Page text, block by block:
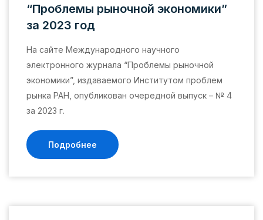
“Проблемы рыночной экономики”
за 2023 год
На сайте Международного научного
электронного журнала “Проблемы рыночной
экономики”, издаваемого Институтом проблем
рынка РАН, опубликован очередной выпуск – № 4
за 2023 г.
Подробнее